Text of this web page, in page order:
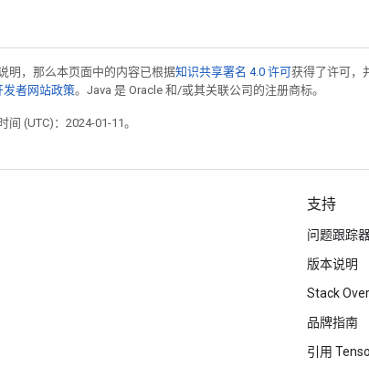
明，那么本页面中的内容已根据知识共享署名 4.0 许可获得了许可，
发者网站政策。Java 是 Oracle 和/或其关联公司的注册商标。
间 (UTC)：2024-01-11。
支持
问题跟踪
版本说明
Stack
品牌指南
引用